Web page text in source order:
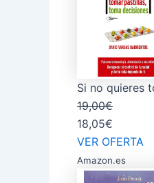
Si no quieres
19,00€
18,05€
VER OFERTA
Amazon.es